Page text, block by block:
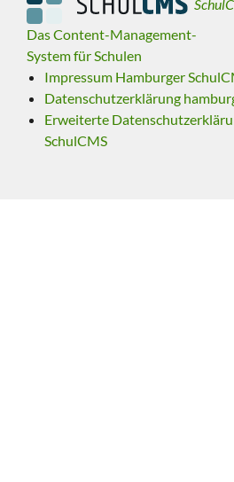
Das Content-Management-
System für Schulen
Impressum Hamburger
Datenschutzerklärung
Erweiterte
SchulCMS